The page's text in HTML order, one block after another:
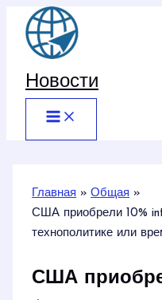
Перейти
содержимому
Новости
Главная
Общая
США приобрели 10%
технополитике или
США